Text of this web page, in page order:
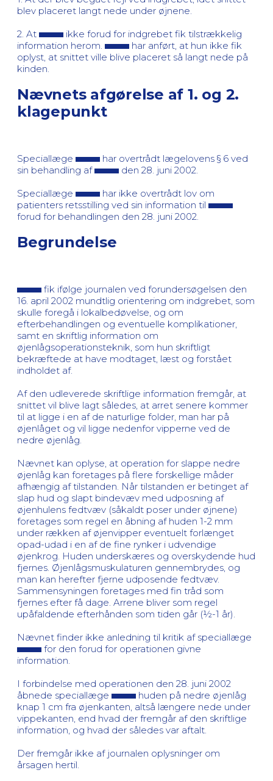
blev placeret langt nede under øjnene.
2. At
ikke forud for indgrebet fik tilstrækkelig
information herom.
har anført, at hun ikke fik
oplyst, at snittet ville blive placeret så langt nede på
kinden.
Nævnets afgørelse af 1. og 2.
klagepunkt
Speciallæge
har overtrådt lægelovens § 6 ved
sin behandling af
den 28. juni 2002.
Speciallæge
har ikke overtrådt lov om
patienters retsstilling ved sin information til
forud for behandlingen den 28. juni 2002.
Begrundelse
fik ifølge journalen ved forundersøgelsen den
16. april 2002 mundtlig orientering om indgrebet, som
skulle foregå i lokalbedøvelse, og om
efterbehandlingen og eventuelle komplikationer,
samt en skriftlig information om
øjenlågsoperationsteknik, som hun skriftligt
bekræftede at have modtaget, læst og forstået
indholdet af.
Af den udleverede skriftlige information fremgår, at
snittet vil blive lagt således, at arret senere kommer
til at ligge i en af de naturlige folder, man har på
øjenlåget og vil ligge nedenfor vipperne ved de
nedre øjenlåg.
Nævnet kan oplyse, at operation for slappe nedre
øjenlåg kan foretages på flere forskellige måder
afhængig af tilstanden. Når tilstanden er betinget af
slap hud og slapt bindevæv med udposning af
øjenhulens fedtvæv (såkaldt poser under øjnene)
foretages som regel en åbning af huden 1-2 mm
under rækken af øjenvipper eventuelt forlænget
opad-udad i en af de fine rynker i udvendige
øjenkrog. Huden underskæres og overskydende hud
fjernes. Øjenlågsmuskulaturen gennembrydes, og
man kan herefter fjerne udposende fedtvæv.
Sammensyningen foretages med fin tråd som
fjernes efter få dage. Arrene bliver som regel
upåfaldende efterhånden som tiden går (½-1 år).
Nævnet finder ikke anledning til kritik af speciallæge
for den forud for operationen givne
information.
I forbindelse med operationen den 28. juni 2002
åbnede speciallæge
huden på nedre øjenlåg
knap 1 cm fra øjenkanten, altså længere nede under
vippekanten, end hvad der fremgår af den skriftlige
information, og hvad der således var aftalt.
Der fremgår ikke af journalen oplysninger om
årsagen hertil.